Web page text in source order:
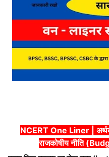
NCERT One Liner |
राजकोषीय नीति